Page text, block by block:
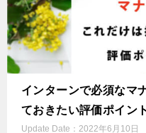
インターンで必須なマ
ておきたい評価ポイン
Update Date： 2022年6月10日